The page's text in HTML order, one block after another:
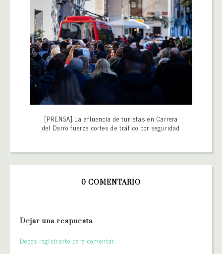
[PRENSA] La afluencia de turistas en Carrera
del Darro fuerza cortes de tráfico por seguridad
0 COMENTARIO
Dejar una respuesta
Debes registrarte para comentar.